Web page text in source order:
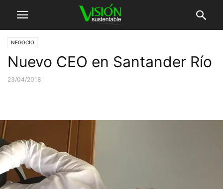
NEGOCIO
Nuevo CEO en Santander Río
23/04/2018